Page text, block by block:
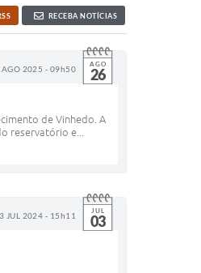
RECEBA NOTÍCIAS
AGO 2025 - 09h50 AGO
26
de Vinhedo. A
reservatório e...
JUL 2024 - 15h11 JUL
03